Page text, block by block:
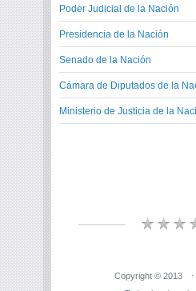
Poder Judicial de la Nación
Presidencia de la Nación
Senado de la Nación
Cámara de Diputados de la
Ministerio de Justicia de la
Copyright © 2013